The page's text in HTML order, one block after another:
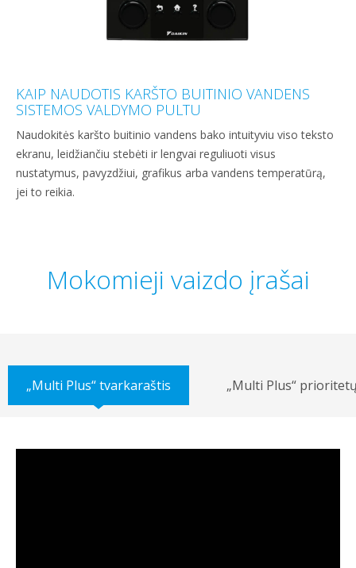
KAIP NAUDOTIS KARŠTO BUITINIO VANDENS
SISTEMOS VALDYMO PULTU
Naudokitės karšto buitinio vandens bako intuityviu viso teksto
ekranu, leidžiančiu stebėti ir lengvai reguliuoti visus
nustatymus, pavyzdžiui, grafikus arba vandens temperatūrą,
jei to reikia.
Mokomieji vaizdo įrašai
„Multi Plus“ tvarkaraštis „Multi Plus“